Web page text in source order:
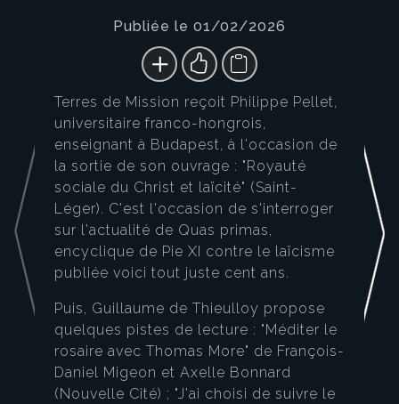
Publiée le 01/02/2026
Terres de Mission reçoit Philippe Pellet,
universitaire franco-hongrois,
enseignant à Budapest, à l'occasion de
la sortie de son ouvrage : "Royauté
sociale du Christ et laïcité" (Saint-
Léger). C'est l'occasion de s'interroger
sur l'actualité de Quas primas,
encyclique de Pie XI contre le laïcisme
publiée voici tout juste cent ans.
Puis, Guillaume de Thieulloy propose
quelques pistes de lecture : "Méditer le
rosaire avec Thomas More" de François-
Daniel Migeon et Axelle Bonnard
(Nouvelle Cité) ; "J'ai choisi de suivre le